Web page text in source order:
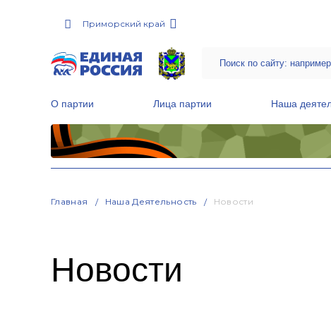
Приморский край
О партии Лица партии Наша
Главная Наша Деятельность Новости
Новости